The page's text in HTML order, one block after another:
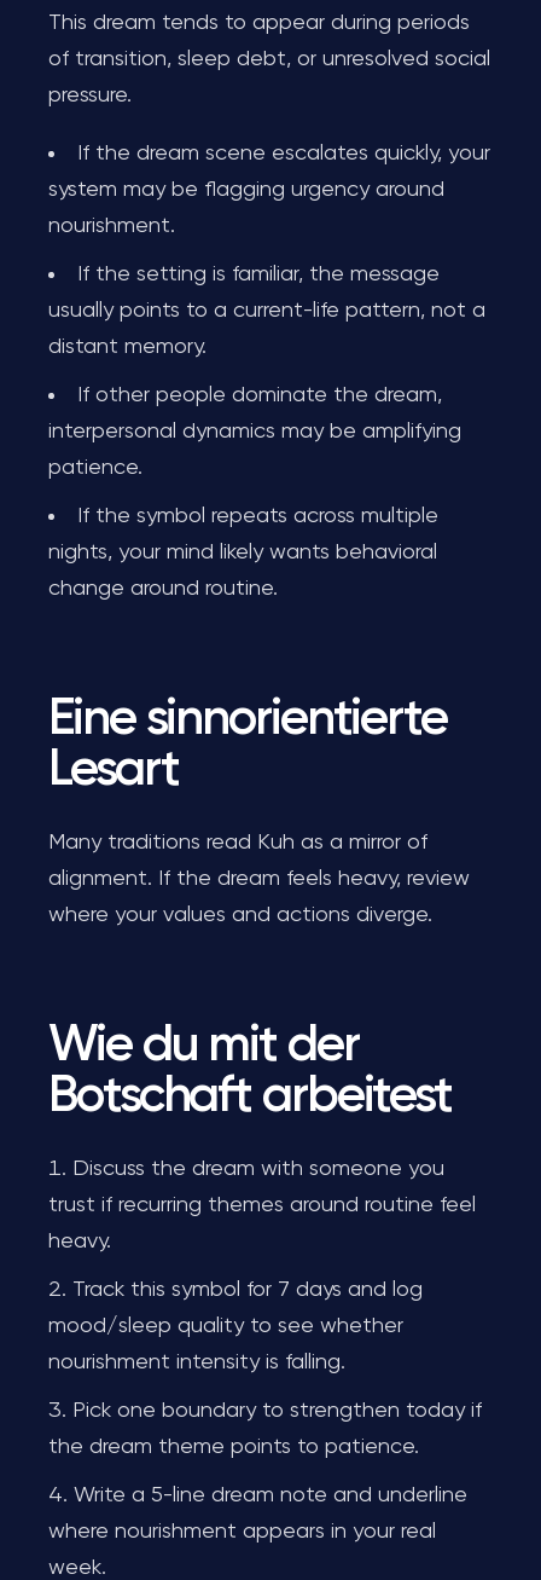
This dream tends to appear during periods
of transition, sleep debt, or unresolved social
pressure.
If the dream scene escalates quickly, your
system may be flagging urgency around
nourishment.
If the setting is familiar, the message
usually points to a current-life pattern, not a
distant memory.
If other people dominate the dream,
interpersonal dynamics may be amplifying
patience.
If the symbol repeats across multiple
nights, your mind likely wants behavioral
change around routine.
Eine sinnorientierte
Lesart
Many traditions read Kuh as a mirror of
alignment. If the dream feels heavy, review
where your values and actions diverge.
Wie du mit der
Botschaft arbeitest
Discuss the dream with someone you
trust if recurring themes around routine feel
heavy.
Track this symbol for 7 days and log
mood/sleep quality to see whether
nourishment intensity is falling.
Pick one boundary to strengthen today if
the dream theme points to patience.
Write a 5-line dream note and underline
where nourishment appears in your real
week.